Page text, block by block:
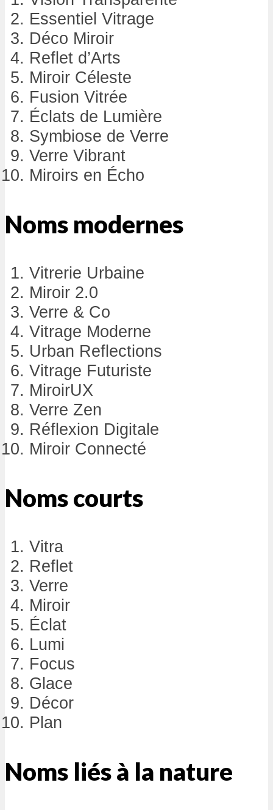
Essentiel Vitrage
Déco Miroir
Reflet d’Arts
Miroir Céleste
Fusion Vitrée
Éclats de Lumière
Symbiose de Verre
Verre Vibrant
Miroirs en Écho
Noms modernes
Vitrerie Urbaine
Miroir 2.0
Verre & Co
Vitrage Moderne
Urban Reflections
Vitrage Futuriste
MiroirUX
Verre Zen
Réflexion Digitale
Miroir Connecté
Noms courts
Vitra
Reflet
Verre
Miroir
Éclat
Lumi
Focus
Glace
Décor
Plan
Noms liés à la nature